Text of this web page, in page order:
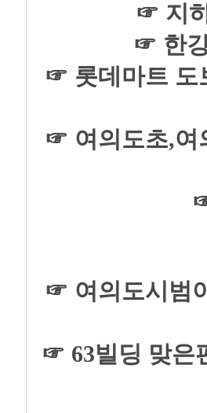
☞ 지
☞ 한
☞ 롯데마트 도
☞ 여의도초,여
☞ 여의도시범
☞ 63빌딩 맞은